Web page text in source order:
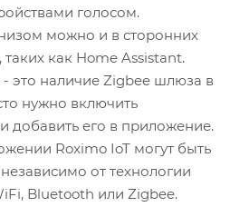
голосом.
можно и в сторонних
как Home Assistant.
- это наличие Zigbee шлюза в
нужно включить
добавить его в приложение.
Roximo IoT могут быть
от технологии
Bluetooth или Zigbee.